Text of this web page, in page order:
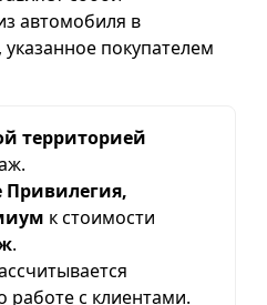
автомобиля в
покупателем
территорией
к стоимости
.
работе с клиентами.